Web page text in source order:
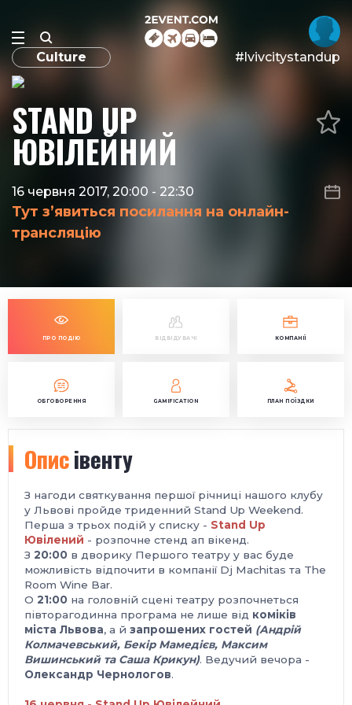
Culture #lvivcitystandup
STAND UP
ЮВІЛЕЙНИЙ
16 червня 2017, 20:00 - 22:30
Тут з’явиться посилання на онлайн-
трансляцію
ПРО ПОДІЮ ВІДВІДУВАЧІ КОМПАНІЇ
ОБГОВОРЕННЯ GAMIFICATION ПЛАН ПОЇЗДКИ
Описівенту
З нагоди святкування першої річниці нашого клубу
у Львові пройде триденний Stand Up Weekend.
Перша з трьох подій у списку - Stand Up
Ювілений - розпочне стенд ап вікенд.
З 20:00 в дворику Першого театру у вас буде
можливість відпочити в компанії Dj Machitas та The
Room Wine Bar.
О 21:00 на головній сцені театру розпочнеться
півторагодинна програма не лише від коміків
міста Львова, а й запрошених гостей (Андрій
Колмачевський, Бекір Мамедієв, Максим
Вишинський та Саша Крикун). Ведучий вечора -
Олександр Чернологов.